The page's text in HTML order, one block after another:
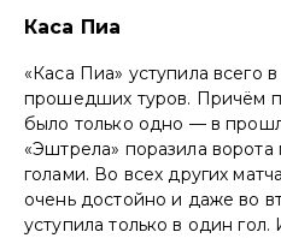
Каса Пиа
«Каса Пиа» уступила всего
прошедших туров. Причём
было только одно — в
«Эштрела» поразила ворота
голами. Во всех других
очень достойно и даже во
уступила только в один